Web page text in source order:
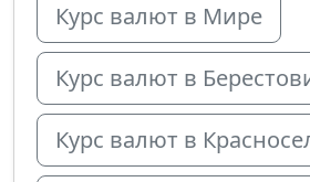
Курс валют в Мире
Курс валют в
Курс валют в